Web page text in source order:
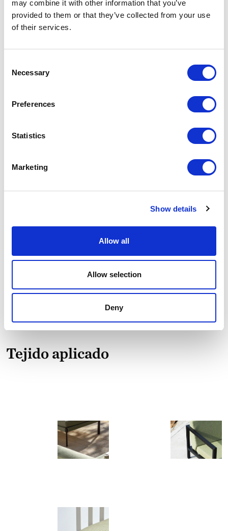
may combine it with other information that you’ve
provided to them or that they’ve collected from your use
of their services.
Selection
Necessary
Preferences
Statistics
Marketing
Show details
Allow all
Allow selection
Deny
Especificaciones técnicas
Comparador ACV ANÁLISIS ACV
de agua
liters/m
de CO₂
CO₂
Tejido aplicado